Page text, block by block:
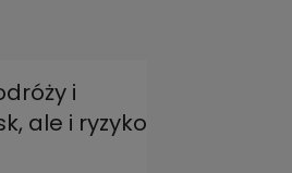
i
ale i ryzyko